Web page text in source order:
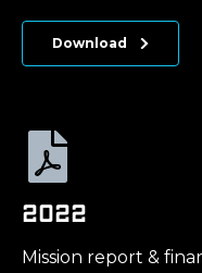
Download
2022
Mission report &